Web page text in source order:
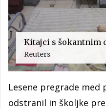
Kitajci s šokantnim
Reuters
Lesene pregrade med
odstranil in školjke